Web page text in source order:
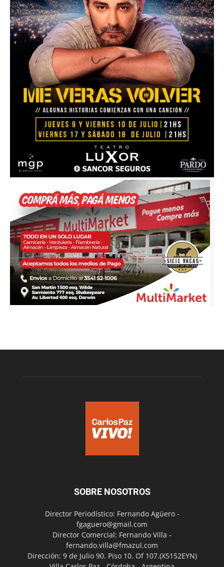
SOBRE NOSOTROS
Director Periodístico: Fernando Agüero -
fgaguero@gmail.com
Director Comercial: Fernando Villa -
fernando.villa@fmazul.com
Dirección: 9 de Julio 90. Piso 10. Of 107.(X5152EYN)